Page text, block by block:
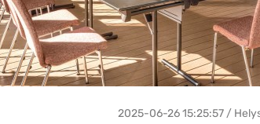
2025-06-26 15:25:57 /